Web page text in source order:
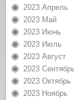
2023 Апрель
2023 Май
2023 Июнь
2023 Июль
2023 Август
2023 Сентябрь
2023 Октябрь
2023 Ноябрь